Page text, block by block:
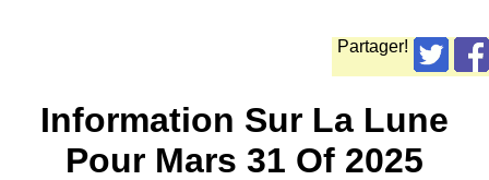
Partager!
Information Sur La Lune
Pour Mars 31 Of 2025